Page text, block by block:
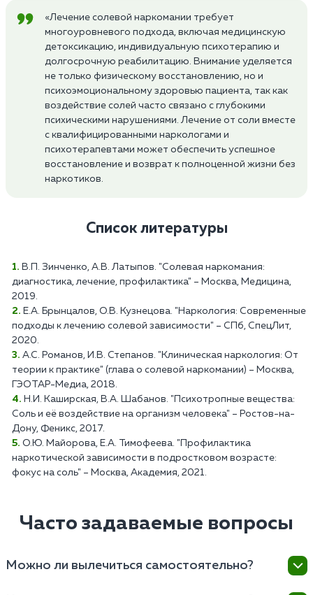
«Лечение солевой наркомании требует
многоуровневого подхода, включая медицинскую
детоксикацию, индивидуальную психотерапию и
долгосрочную реабилитацию. Внимание уделяется
не только физическому восстановлению, но и
психоэмоциональному здоровью пациента, так как
воздействие солей часто связано с глубокими
психическими нарушениями. Лечение от соли вместе
с квалифицированными наркологами и
психотерапевтами может обеспечить успешное
восстановление и возврат к полноценной жизни без
наркотиков.
Список литературы
В.П. Зинченко, А.В. Латыпов. "Солевая наркомания:
диагностика, лечение, профилактика" – Москва, Медицина,
2019.
Е.А. Брынцалов, О.В. Кузнецова. "Наркология: Современные
подходы к лечению солевой зависимости" – СПб, СпецЛит,
2020.
А.С. Романов, И.В. Степанов. "Клиническая наркология: От
теории к практике" (глава о солевой наркомании) – Москва,
ГЭОТАР-Медиа, 2018.
Н.И. Каширская, В.А. Шабанов. "Психотропные вещества:
Соль и её воздействие на организм человека" – Ростов-на-
Дону, Феникс, 2017.
О.Ю. Майорова, Е.А. Тимофеева. "Профилактика
наркотической зависимости в подростковом возрасте:
фокус на соль" – Москва, Академия, 2021.
Часто задаваемые вопросы
Можно ли вылечиться самостоятельно?